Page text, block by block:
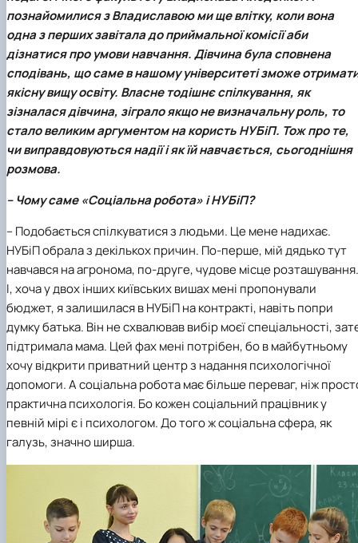
Кафедра англійської філології
Кафедра фізичної культури і спорту
Кафедра філософії та міжнародної
комунікації
Кафедра психології
Кафедра культурології
познайомилися з Владиславою ми ще влітку, коли вона
одна з перших завітала до приймальної комісії аби
дізнатися про умови навчання. Дівчина була сповнена
сподівань, що саме в нашому університеті зможе
якісну вищу освіту. Власне тодішнє спілкування, як
зізналася дівчина, зіграло якщо не визначальну роль, то
стало великим аргументом на користь НУБіП. Тож про те,
чи виправдовуються надії і як їй навчається, сьогоднішня
розмова.
– Чому саме «Соціальна робота» і НУБіП?
– Подобається спілкуватися з людьми. Це мене надихає.
НУБіП обрала з декількох причин. По-перше, мій дядько тут
навчався на агронома, по-друге, чудове місце розташування.
І, хоча у двох інших київських вишах мені пропонували
бюджет, я залишилася в НУБіП на контракті, навіть попри
думку батька. Він не схвалював вибір моєї спеціальності,
підтримала мама. Цей фах мені потрібен, бо в майбутньому
хочу відкрити приватний центр з надання психологічної
допомоги. А соціальна робота має більше переваг, ніж
практична психологія. Бо кожен соціальний працівник у
певній мірі є і психологом. До того ж соціальна сфера, як
галузь, значно ширша.